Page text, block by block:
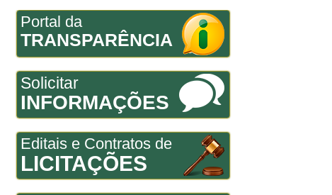
Portal da
TRANSPARÊNCIA
Solicitar
INFORMAÇÕES
Editais e Contratos de
LICITAÇÕES